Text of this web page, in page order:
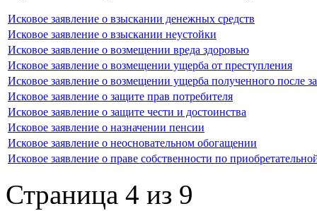
Исковое заявление о взыскании денежных средств
Исковое заявление о взыскании неустойки
Исковое заявление о возмещении вреда здоровью
Исковое заявление о возмещении ущерба от преступления
Исковое заявление о возмещении ущерба полученного после
Исковое заявление о защите прав потребителя
Исковое заявление о защите чести и достоинства
Исковое заявление о назначении пенсии
Исковое заявление о неосновательном обогащении
Исковое заявление о праве собственности по
Страница 4 из 9